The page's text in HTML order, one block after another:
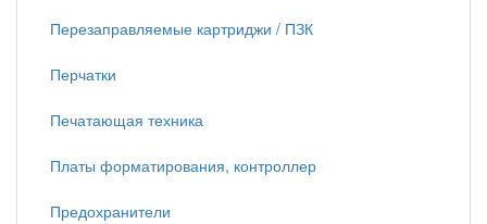
Перезаправляемые картриджи / ПЗК
Перчатки
Печатающая техника
Платы форматирования, контроллер
Предохранители